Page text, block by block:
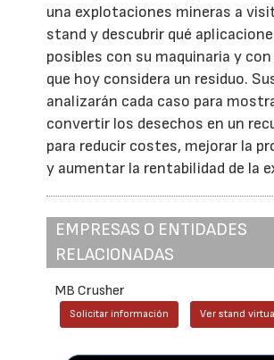
una explotaciones mineras a
stand y descubrir qué
posibles con su maquinaria y
que hoy considera un residuo.
analizarán cada caso para
convertir los desechos en un
para reducir costes, mejorar la
y aumentar la rentabilidad de la
EMPRESAS O ENTIDADES
RELACIONADAS
MB Crusher
Solicitar información Ver stand